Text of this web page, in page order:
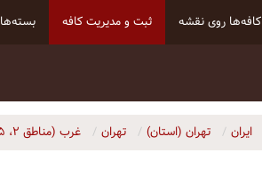
کافه‌ها روی نقشه ثبت و مدیریت کافه بسته‌ها
ایران تهران (استان) تهران غرب (مناطق ۲، ۵، ۹، ۲۱ و ۲۲)